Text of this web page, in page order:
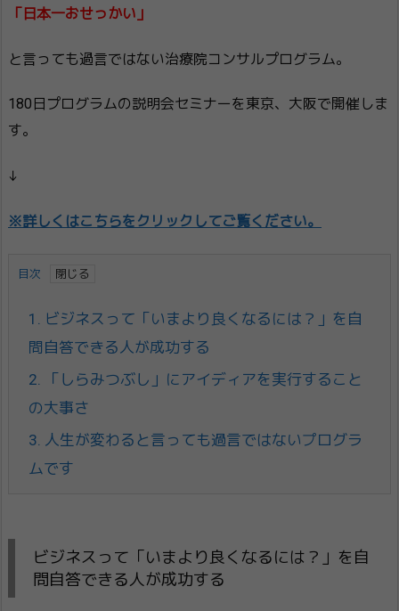
「日本一おせっかい」
と言っても過言ではない治療院コンサルプログラム。
180日プログラムの説明会セミナーを東京、大阪で開催しま
す。
↓
※詳しくはこちらをクリックしてご覧ください。
目次
1.
ビジネスって「いまより良くなるには？」を自
問自答できる人が成功する
2.
「しらみつぶし」にアイディアを実行すること
の大事さ
3. 人生が変わると言っても過言ではないプログラ
ムです
ビジネスって「いまより良くなるには？」を自
問自答できる人が成功する